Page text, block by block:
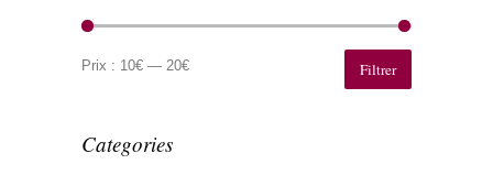
min
max
Filtrer
Prix : 10€ — 20€
Categories